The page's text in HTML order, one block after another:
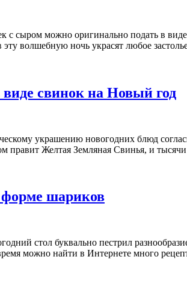
с сыром можно оригинально подать в
волшебную ночь украсят любое
свинок на Новый год
украшению новогодних блюд
правит Желтая Земляная Свинья, и
шариков
стол буквально пестрил
можно найти в Интернете много